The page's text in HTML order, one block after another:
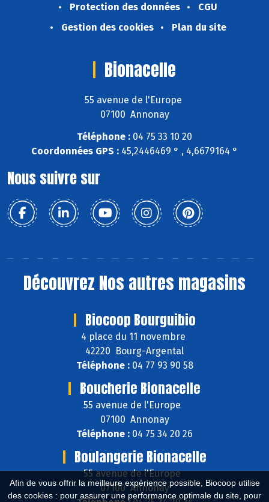
Afin de vous offrir la meilleure expérience possible, Biocoop utilise
des cookies : pour assurer une performance optimale du site, pour
Protection des données
CGU
Gestion des cookies
Plan du site
Bionacelle
55 avenue de l'Europe
07100 Annonay
Téléphone : 04 75 33 10 20
Coordonnées GPS : 45,2446469 ° , 4,6679164 °
Nous suivre sur
Découvrez Nos autres magasins
Biocoop Bourguibio
4 place du 11 novembre
42220 Bourg-Argental
Téléphone :04 77 93 90 58
Boucherie Bionacelle
55 avenue de l'Europe
07100 Annonay
Téléphone : 04 75 34 20 26
Boulangerie Bionacelle
55 avenue de l'Europe
07100 Annonay